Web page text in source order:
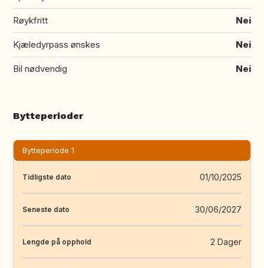
Røykfritt Nei
Kjæledyrpass ønskes Nei
Bil nødvendig Nei
Bytteperioder
Bytteperiode 1
Tidligste dato 01/10/2025
Seneste dato 30/06/2027
Lengde på opphold 2 Dager